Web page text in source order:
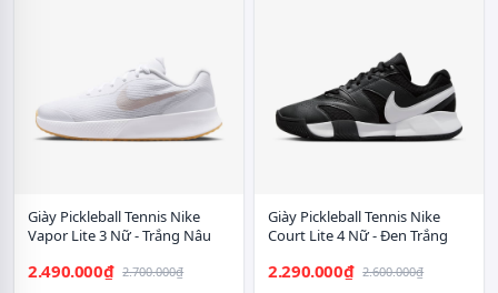
Giày Pickleball Tennis Nike
Vapor Lite 3 Nữ - Trắng Nâu
2.490.000₫ 2.700.000₫
Giày Pickleball Tennis Nike
Court Lite 4 Nữ - Đen Trắng
2.290.000₫ 2.600.000₫